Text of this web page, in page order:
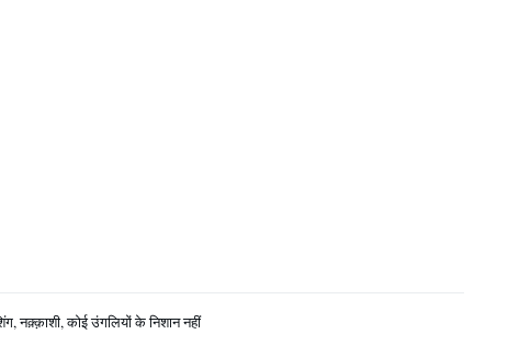
नक़्क़ाशी, कोई उंगलियों के निशान नहीं